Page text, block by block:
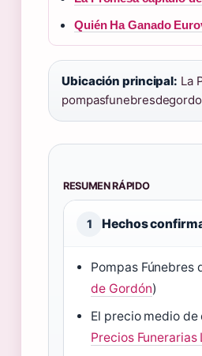
Quién Ha Ganado
Ubicación principal: La
RESUMEN RÁPIDO
1 Hechos
Pompas Fúnebres
de Gordón)
El precio medio de
Precios Funerarias